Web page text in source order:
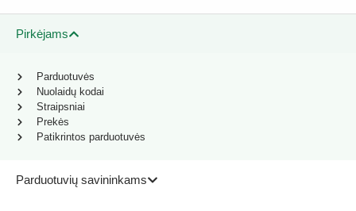
Pirkėjams
Parduotuvių savininkams
Parduotuvės
Nuolaidų kodai
Straipsniai
Prekės
Patikrintos parduotuvės